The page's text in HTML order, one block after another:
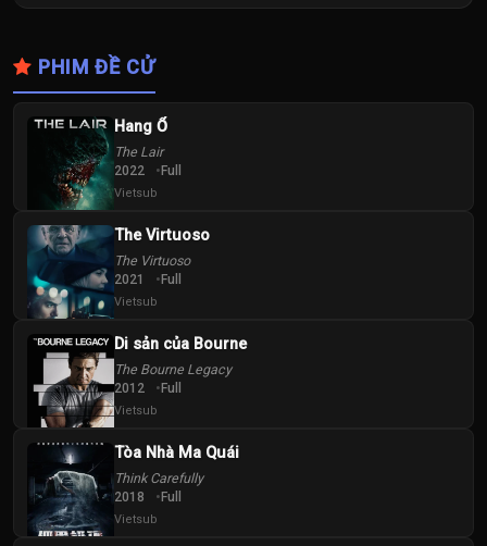
PHIM ĐỀ CỬ
Hang Ổ
The Lair
2022 Full
Vietsub
The Virtuoso
The Virtuoso
2021 Full
Vietsub
Di sản của Bourne
The Bourne Legacy
2012 Full
Vietsub
Tòa Nhà Ma Quái
Think Carefully
2018 Full
Vietsub